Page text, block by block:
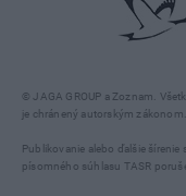
© JAGA GROUP a Zoznam.
je chránený autorským zákonom.
Publikovanie alebo ďalšie
písomného súhlasu TASR